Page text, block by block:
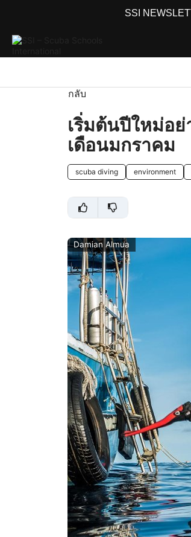
SSI
กลับ
เริ่มต้นปีใหม่อ
เดือนมกราคม
scuba diving environment
Damian Almua